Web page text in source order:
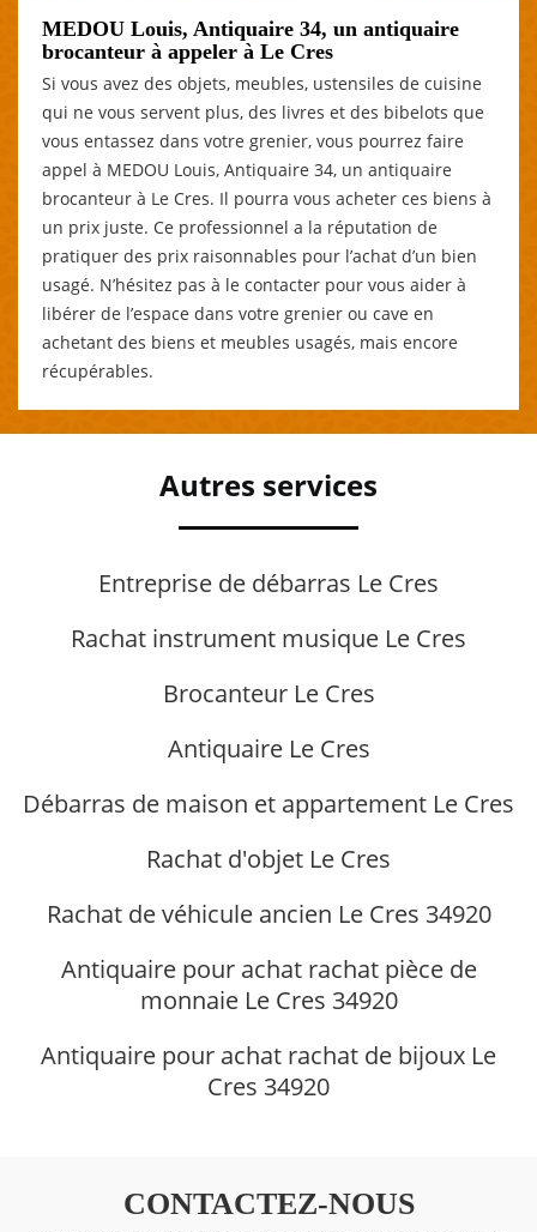
MEDOU Louis, Antiquaire 34, un antiquaire
brocanteur à appeler à Le Cres
Si vous avez des objets, meubles, ustensiles de cuisine
qui ne vous servent plus, des livres et des bibelots que
vous entassez dans votre grenier, vous pourrez faire
appel à MEDOU Louis, Antiquaire 34, un antiquaire
brocanteur à Le Cres. Il pourra vous acheter ces biens à
un prix juste. Ce professionnel a la réputation de
pratiquer des prix raisonnables pour l’achat d’un bien
usagé. N’hésitez pas à le contacter pour vous aider à
libérer de l’espace dans votre grenier ou cave en
achetant des biens et meubles usagés, mais encore
récupérables.
Autres services
Entreprise de débarras Le Cres
Rachat instrument musique Le Cres
Brocanteur Le Cres
Antiquaire Le Cres
Débarras de maison et appartement Le Cres
Rachat d'objet Le Cres
Rachat de véhicule ancien Le Cres 34920
Antiquaire pour achat rachat pièce de
monnaie Le Cres 34920
Antiquaire pour achat rachat de bijoux Le
Cres 34920
CONTACTEZ-NOUS